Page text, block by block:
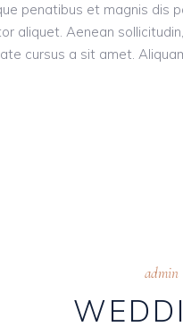
penatibus et magnis dis
aliquet. Aenean
cursus a sit amet.
admin